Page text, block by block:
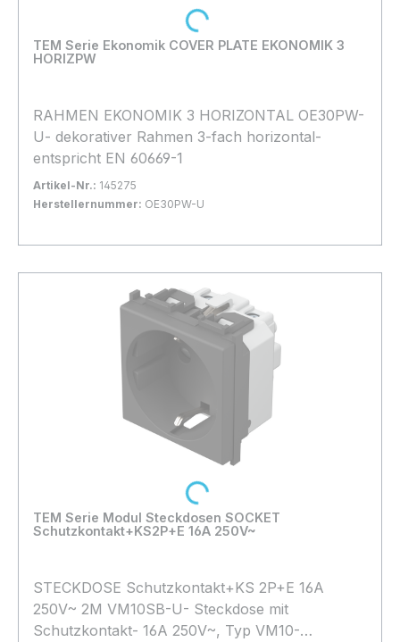
TEM Serie Ekonomik COVER PLATE EKONOMIK 3
HORIZPW
RAHMEN EKONOMIK 3 HORIZONTAL OE30PW-
U- dekorativer Rahmen 3-fach horizontal-
entspricht EN 60669-1
Artikel-Nr.: 145275
Herstellernummer: OE30PW-U
In den Warenkorb
Loading...
TEM Serie Modul Steckdosen SOCKET
Schutzkontakt+KS2P+E 16A 250V~
STECKDOSE Schutzkontakt+KS 2P+E 16A
250V~ 2M VM10SB-U- Steckdose mit
Schutzkontakt- 16A 250V~, Typ VM10-
Loading...